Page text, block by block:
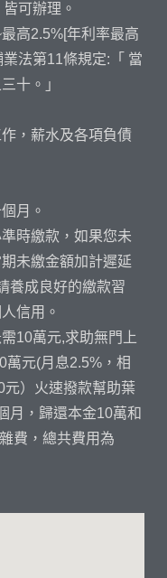
可辦理。
高2.5%[年利率最高
法第11條規定:「 當
十。」
，薪水及各項負債
月。
時繳款，如果您未
未繳金額加計遲延
養成良好的繳款習
信用。
10萬元,求助無門上
萬元(月息2.5%，相
元）火速撥款幫助葉
月，歸還本金10萬和
費，總共費用為